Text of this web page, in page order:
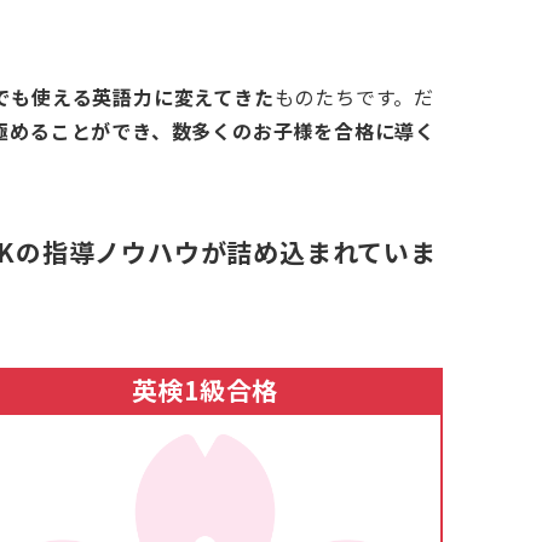
使える英語力に変えてきたものたちです。だ
ることができ、数多くのお子様を合格に導く
指導ノウハウが詰め込まれていま
英検1級合格